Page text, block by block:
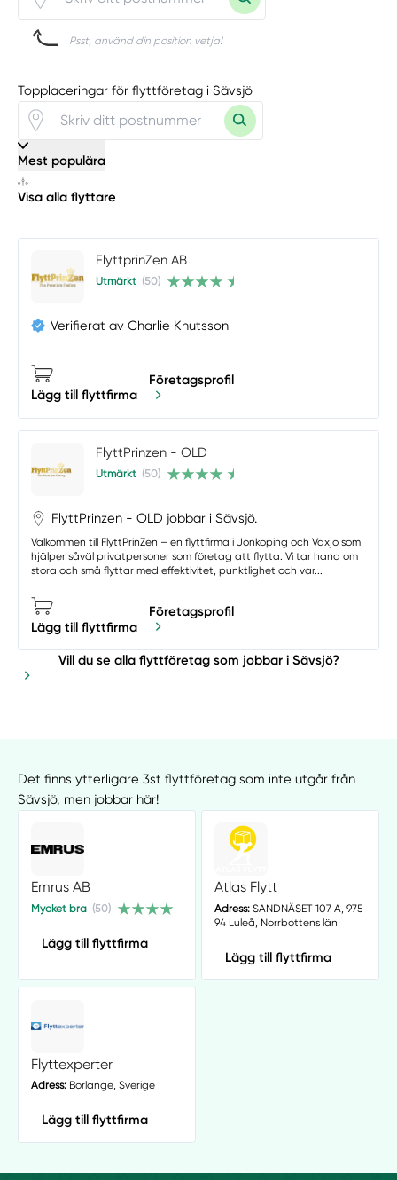
Psst, använd din position vetja!
Topplaceringar för flyttföretag i Sävsjö
Mest populära
Visa alla flyttare
FlyttprinZen AB
Utmärkt (50)
Verifierat av Charlie Knutsson
Lägg till flyttfirma
Företagsprofil
FlyttPrinzen - OLD
Utmärkt (50)
FlyttPrinzen - OLD jobbar i Sävsjö.
Välkommen till FlyttPrinZen – en flyttfirma i Jönköping och Växjö som
hjälper såväl privatpersoner som företag att flytta. Vi tar hand om
stora och små flyttar med effektivitet, punktlighet och var...
Lägg till flyttfirma
Företagsprofil
Vill du se alla flyttföretag som jobbar i Sävsjö?
Det finns ytterligare 3st flyttföretag som inte utgår från
Sävsjö, men jobbar här!
Emrus AB
Mycket bra (50)
Lägg till flyttfirma
Atlas Flytt
Adress:SANDNÄSET 107 A, 975
94 Luleå, Norrbottens län
Lägg till flyttfirma
Flyttexperter
Adress:Borlänge, Sverige
Lägg till flyttfirma